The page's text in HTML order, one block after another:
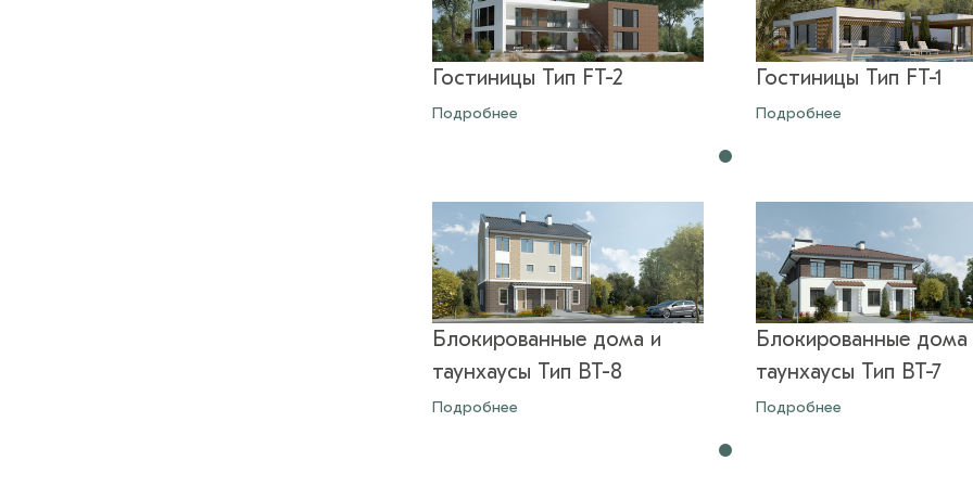
Гостиницы Тип FT-2
Подробнее
Гостиницы Тип FT-1
Подробнее
Блокированные дома и
таунхаусы Тип BT-8
Подробнее
Блокированные дома
таунхаусы Тип BT-7
Подробнее